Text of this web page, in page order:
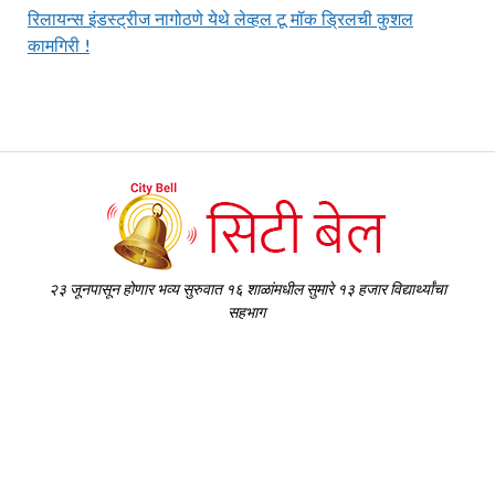
रिलायन्स इंडस्ट्रीज नागोठणे येथे लेव्हल टू मॉक ड्रिलची कुशल
कामगिरी !
२३ जूनपासून होणार भव्य सुरुवात १६ शाळांमधील सुमारे १३ हजार विद्यार्थ्यांचा
सहभाग